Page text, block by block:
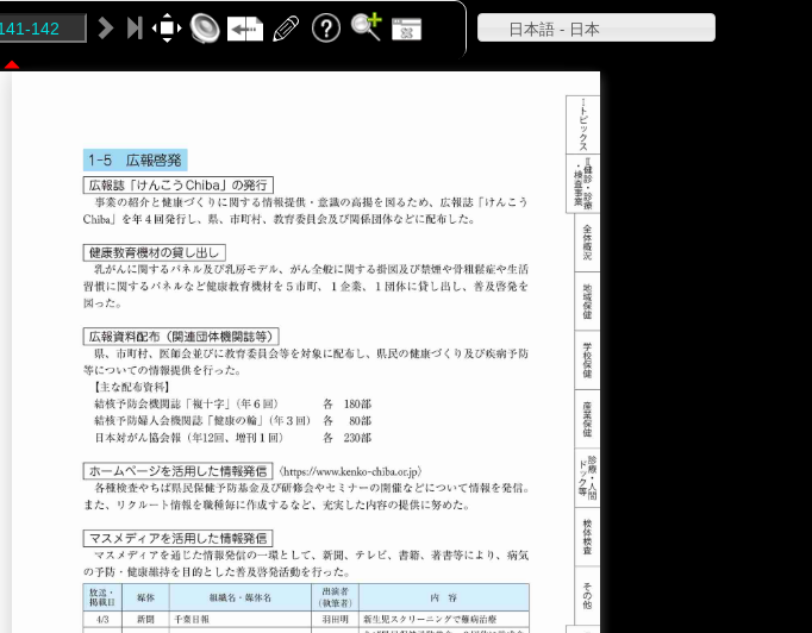
日本語 - 日本